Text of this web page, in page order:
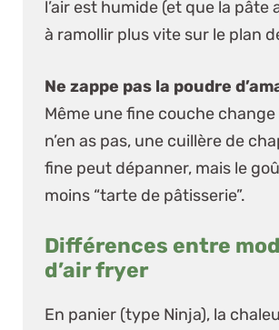
l’air est humide (et que la pâte
à ramollir plus vite sur le plan
Ne zappe pas la poudre
Même une fine couche
n’en as pas, une cuillère de
fine peut dépanner, mais le
moins “tarte de pâtisserie”.
Différences entre
d’air fryer
En panier (type Ninja), la